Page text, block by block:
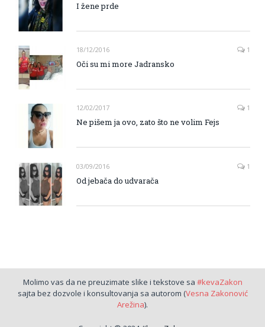
I žene prde
18/12/2016 1
Oči su mi more Jadransko
12/02/2017 1
Ne pišem ja ovo, zato što ne volim Fejs
03/09/2016 1
Od jebača do udvarača
Molimo vas da ne preuzimate slike i tekstove sa #kevaZakon
sajta bez dozvole i konsultovanja sa autorom (Vesna Zakonović
Arežina).